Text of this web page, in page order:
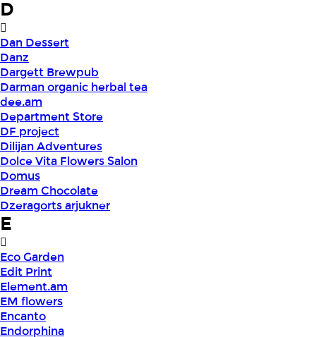
D
Dan Dessert
Danz
Dargett Brewpub
Darman organic herbal tea
dee.am
Department Store
DF project
Dilijan Adventures
Dolce Vita Flowers Salon
Domus
Dream Chocolate
Dzeragorts arjukner
E
Eco Garden
Edit Print
Element.am
EM flowers
Encanto
Endorphina